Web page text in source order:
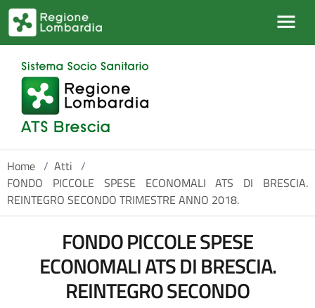
Salta al contenuto principale
Home / Atti /
FONDO PICCOLE SPESE ECONOMALI ATS DI BRESCIA.
REINTEGRO SECONDO TRIMESTRE ANNO 2018.
FONDO PICCOLE SPESE
ECONOMALI ATS DI BRESCIA.
REINTEGRO SECONDO